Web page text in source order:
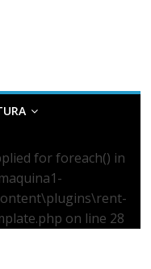
for foreach() in
on line 28